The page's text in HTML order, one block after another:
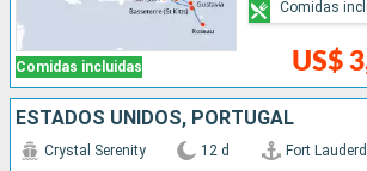
Comidas incluidas US$
Comidas
ESTADOS UNIDOS, PORTUGAL
Crystal Serenity 12 d Fort